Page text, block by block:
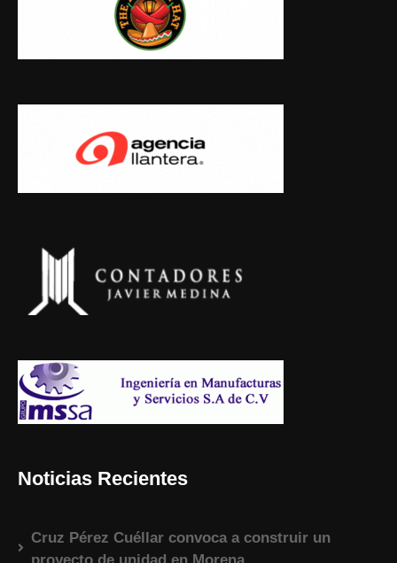
Noticias Recientes
Cruz Pérez Cuéllar convoca a construir un
proyecto de unidad en Morena